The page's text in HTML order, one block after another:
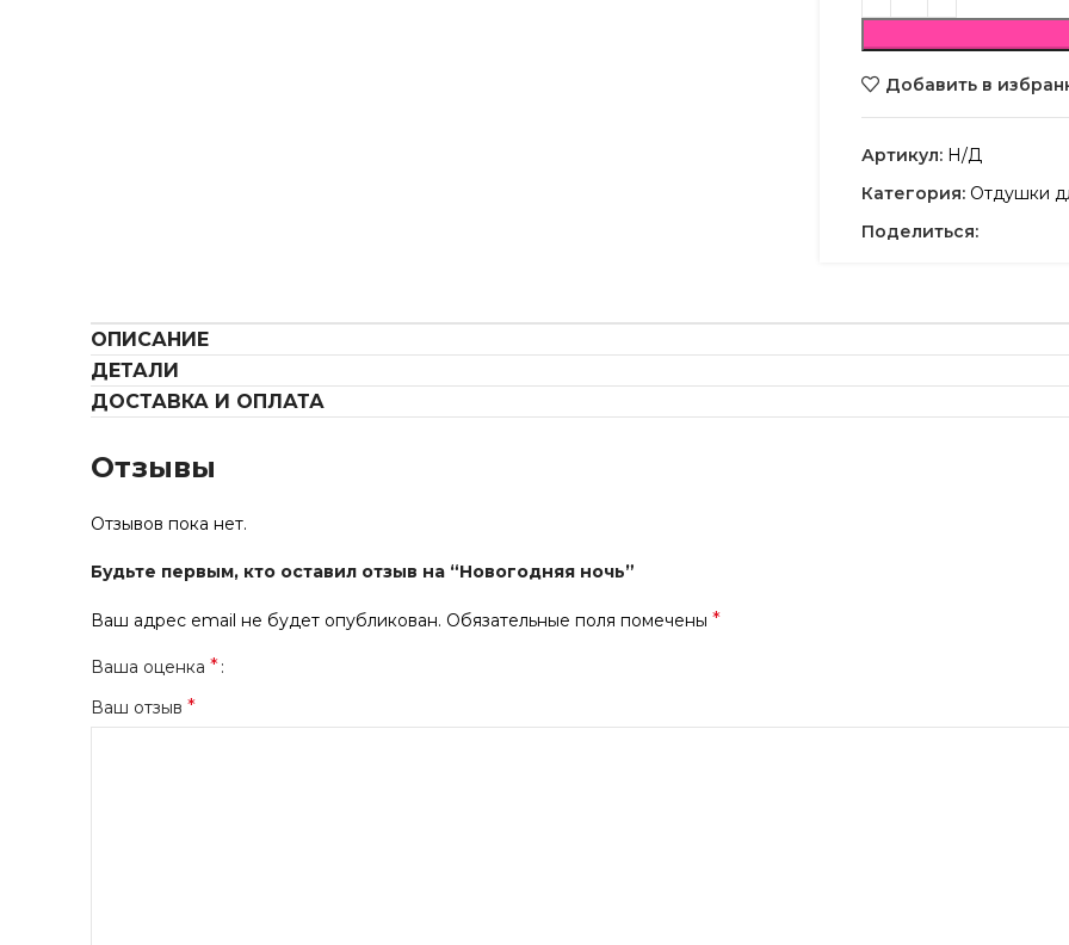
Добавить в
Артикул: Н/Д
Категория: Отдушки
Поделиться:
ОПИСАНИЕ
ДЕТАЛИ
ДОСТАВКА И ОПЛАТА
Отзывы
Отзывов пока нет.
Будьте первым, кто оставил отзыв на “Новогодняя ночь”
Ваш адрес email не будет опубликован. Обязательные поля помечены *
Ваша оценка *
Ваш отзыв *